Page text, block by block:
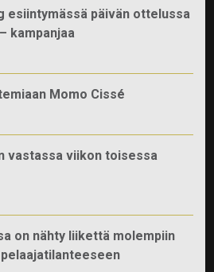
esiintymässä päivän ottelussa
kampanjaa
Momo Cissé
vastassa viikon toisessa
on nähty liikettä molempiin